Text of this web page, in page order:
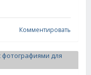
Комментировать